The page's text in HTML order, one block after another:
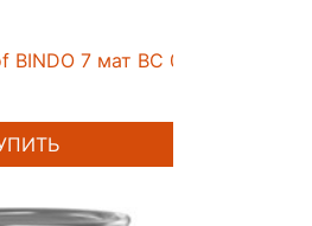
BINDO 7 мат BC 0,9л